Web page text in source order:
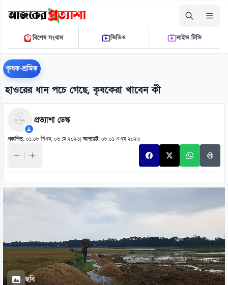
শনিবার, ০৮ আগস্ট ২০২৬
১১:০২:৩০ পি.এম.THE DAILY AJKER PROTTASHA
বিশেষ সংবাদ ভিডিও লাইভ টিভি
কৃষক-শ্রমিক
হাওরের ধান পচে গেছে, কৃষকেরা খাবেন কী
প্রত্যাশা ডেস্ক
প্রকাশিত: ০১:০৮ পিএম, ০৩ মে ২০২৬ |আপডেট: ০৮:০১ এএম ২০২৬
ছবি